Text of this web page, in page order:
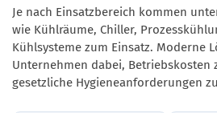
Je nach Einsatzbereich kommen
wie Kühlräume, Chiller,
Kühlsysteme zum Einsatz. Moderne
Unternehmen dabei, Betriebskosten
gesetzliche Hygieneanforderungen